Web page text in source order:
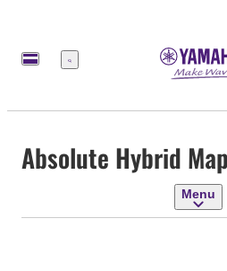
Menu
Absolute Hybrid
Menu